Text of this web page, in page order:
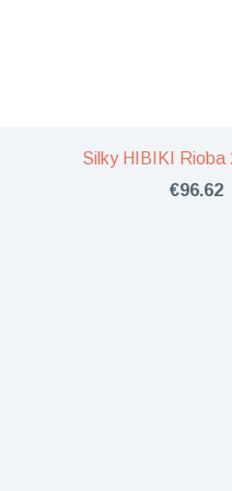
Silky HIBIKI Rioba
€96.62